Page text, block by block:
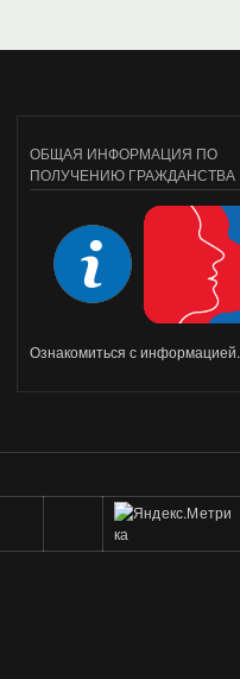
ОБЩАЯ ИНФОРМАЦИЯ ПО
ПОЛУЧЕНИЮ ГРАЖДАНСТВА
Ознакомиться с